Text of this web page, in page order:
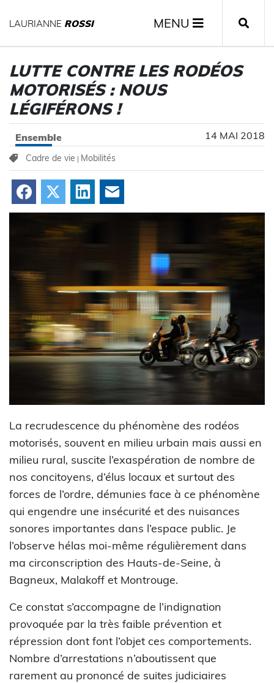
LAURIANNE ROSSI MENU
LUTTE CONTRE LES RODÉOS
MOTORISÉS : NOUS
LÉGIFÉRONS !
Ensemble 14 MAI 2018
Cadre de vie | Mobilités
Facebook LinkedIn
La recrudescence du phénomène des rodéos
motorisés, souvent en milieu urbain mais aussi en
milieu rural, suscite l’exaspération de nombre de
nos concitoyens, d’élus locaux et surtout des
forces de l’ordre, démunies face à ce phénomène
qui engendre une insécurité et des nuisances
sonores importantes dans l’espace public. Je
l’observe hélas moi-même régulièrement dans
ma circonscription des Hauts-de-Seine, à
Bagneux, Malakoff et Montrouge.
Ce constat s’accompagne de l’indignation
provoquée par la très faible prévention et
répression dont font l’objet ces comportements.
Nombre d’arrestations n’aboutissent que
rarement au prononcé de suites judiciaires